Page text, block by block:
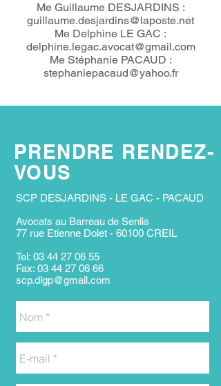
Me Guillaume DESJARDINS :
guillaume.desjardins@laposte.net
Me Delphine LE GAC :
delphine.legac.avocat@gmail.com
Me Stéphanie PACAUD :
stephaniepacaud@yahoo.fr
PRENDRE RENDEZ-
VOUS
SCP DESJARDINS - LE GAC - PACAUD
Avocats au Barreau de Senlis
77 rue Etienne Dolet - 60100 CREIL
Tel: 03 44 27 06 55
Fax: 03 44 27 06 66
scp.dlgp@gmail.com